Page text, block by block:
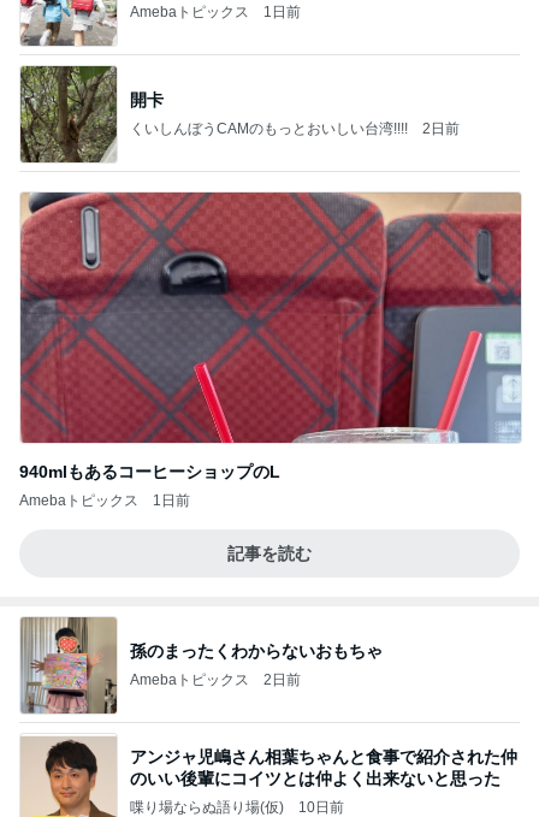
Amebaトピックス 1日前
開卡
くいしんぼうCAMのもっとおいしい台湾!!!! 2日前
940mlもあるコーヒーショップのL
Amebaトピックス 1日前
記事を読む
孫のまったくわからないおもちゃ
Amebaトピックス 2日前
アンジャ児嶋さん相葉ちゃんと食事で紹介された仲
のいい後輩にコイツとは仲よく出来ないと思った
喋り場ならぬ語り場(仮) 10日前